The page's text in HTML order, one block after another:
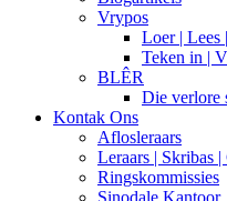
Vrypos
Loer | Lees
Teken in |
BLÊR
Die verlore
Kontak Ons
Aflosleraars
Leraars | Skribas |
Ringskommissies
Sinodale Kantoor